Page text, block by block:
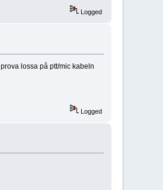
Logged
lossa på ptt/mic kabeln
Logged